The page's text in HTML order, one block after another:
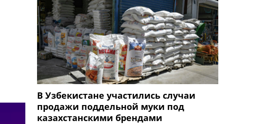
В Узбекистане участились случаи
продажи поддельной муки под
казахстанскими брендами